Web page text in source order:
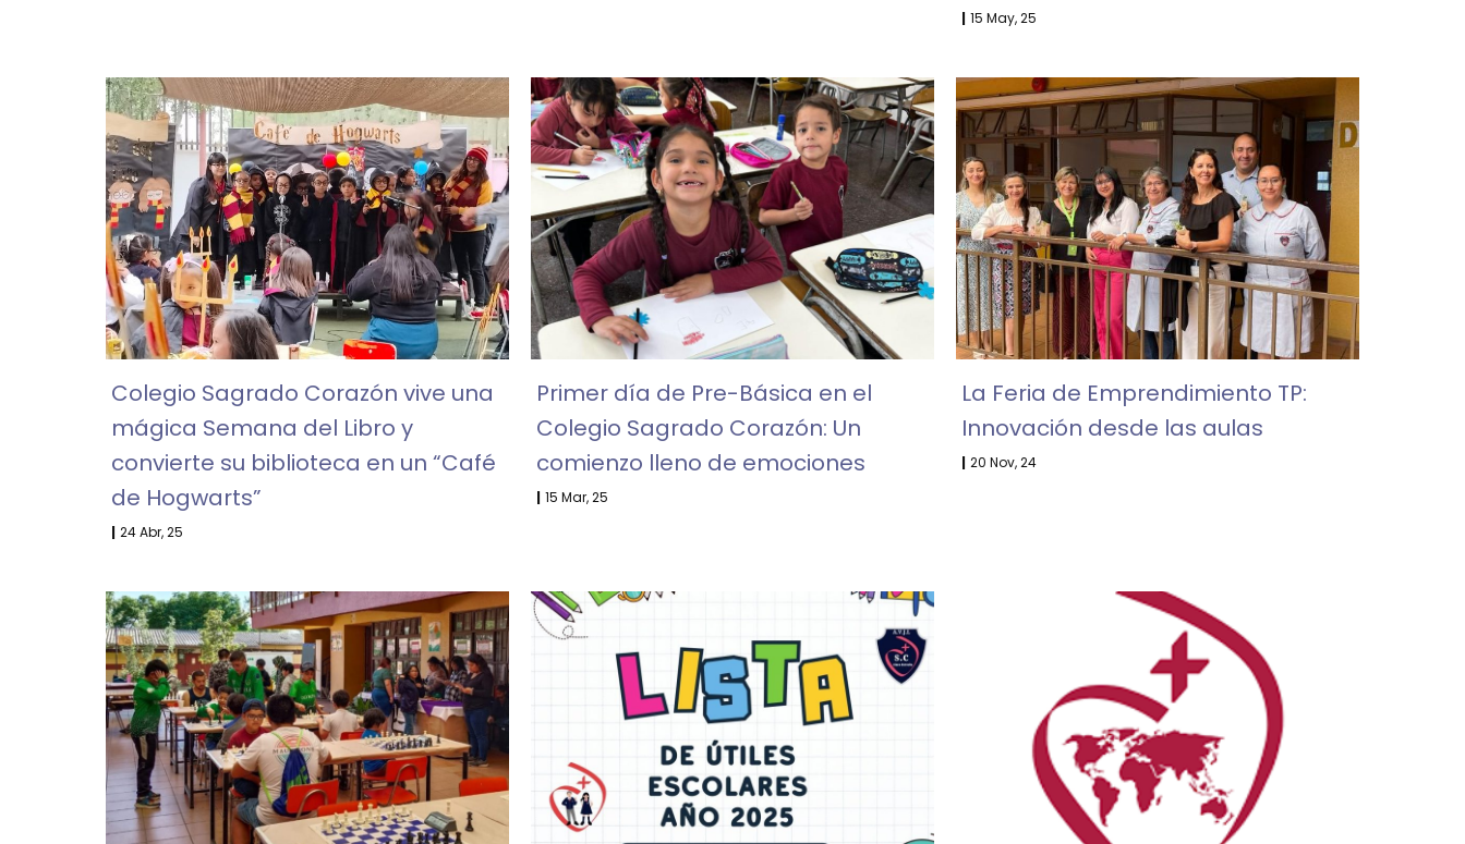
| 15 May, 25
Colegio Sagrado Corazón vive una
mágica Semana del Libro y
convierte su biblioteca en un “Café
de Hogwarts”
| 24Abr, 25
Primer día de Pre-Básica en el
Colegio Sagrado Corazón: Un
comienzo lleno de emociones
| 15 Mar, 25
La Feria de Emprendimiento TP:
Innovación desde las aulas
| 20 Nov, 24